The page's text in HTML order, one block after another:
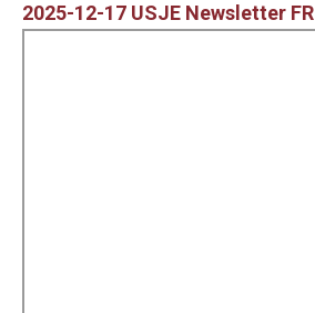
2025-12-17 USJE Newsletter FR